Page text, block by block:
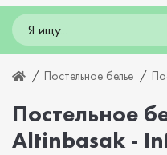
Постельное белье
Постельное
Altinbasak -